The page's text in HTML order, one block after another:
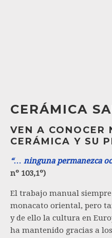
CERÁMICA
VEN A CONOCER
CERÁMICA Y SU
“… ninguna permanezca
nº 103,1º)
El trabajo manual
monacato oriental, pero
y de ello la cultura en
ha mantenido gracias a